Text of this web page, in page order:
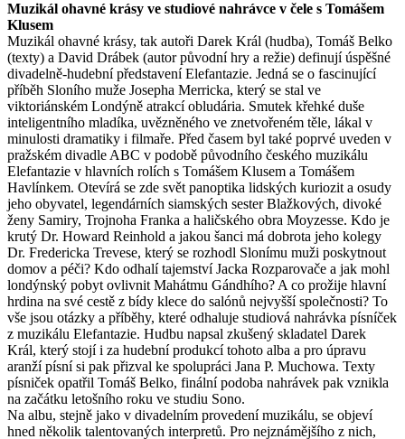
Muzikál ohavné krásy ve studiové nahrávce v čele s Tomášem
Klusem
Muzikál ohavné krásy, tak autoři Darek Král (hudba), Tomáš Belko
(texty) a David Drábek (autor původní hry a režie) definují úspěšné
divadelně-hudební představení Elefantazie. Jedná se o fascinující
příběh Sloního muže Josepha Merricka, který se stal ve
viktoriánském Londýně atrakcí obludária. Smutek křehké duše
inteligentního mladíka, uvězněného ve znetvořeném těle, lákal v
minulosti dramatiky i filmaře. Před časem byl také poprvé uveden v
pražském divadle ABC v podobě původního českého muzikálu
Elefantazie v hlavních rolích s Tomášem Klusem a Tomášem
Havlínkem. Otevírá se zde svět panoptika lidských kuriozit a osudy
jeho obyvatel, legendárních siamských sester Blažkových, divoké
ženy Samiry, Trojnoha Franka a haličského obra Moyzesse. Kdo je
krutý Dr. Howard Reinhold a jakou šanci má dobrota jeho kolegy
Dr. Fredericka Trevese, který se rozhodl Slonímu muži poskytnout
domov a péči? Kdo odhalí tajemství Jacka Rozparovače a jak mohl
londýnský pobyt ovlivnit Mahátmu Gándhího? A co prožije hlavní
hrdina na své cestě z bídy klece do salónů nejvyšší společnosti? To
vše jsou otázky a příběhy, které odhaluje studiová nahrávka písníček
z muzikálu Elefantazie. Hudbu napsal zkušený skladatel Darek
Král, který stojí i za hudební produkcí tohoto alba a pro úpravu
aranží písní si pak přizval ke spolupráci Jana P. Muchowa. Texty
písniček opatřil Tomáš Belko, finální podoba nahrávek pak vznikla
na začátku letošního roku ve studiu Sono.
Na albu, stejně jako v divadelním provedení muzikálu, se objeví
hned několik talentovaných interpretů. Pro nejznámějšího z nich,